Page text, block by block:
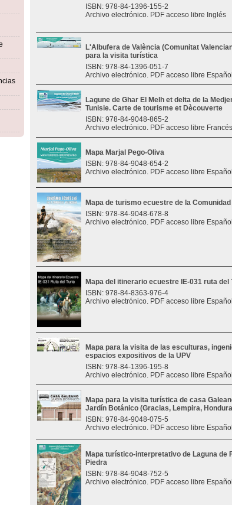
ISBN: 978-84-1396-155-2
Archivo electrónico. PDF acceso libre Inglés
L'Albufera de València (Comunitat
para la visita turística
ISBN: 978-84-1396-051-7
Archivo electrónico. PDF acceso libre Español
Lagune de Ghar El Melh et delta de la
Tunisie. Carte de tourisme et Dècouverte
ISBN: 978-84-9048-865-2
Archivo electrónico. PDF acceso libre Francés
Mapa Marjal Pego-Oliva
ISBN: 978-84-9048-654-2
Archivo electrónico. PDF acceso libre Español
Mapa de turismo ecuestre de la
ISBN: 978-84-9048-678-8
Archivo electrónico. PDF acceso libre Español
Mapa del itinerario ecuestre IE-031 ruta del
ISBN: 978-84-8363-976-4
Archivo electrónico. PDF acceso libre Español
Mapa para la visita de las esculturas,
espacios expositivos de la UPV
ISBN: 978-84-1396-195-8
Archivo electrónico. PDF acceso libre Español
Mapa para la visita turística de casa
Jardín Botánico (Gracias, Lempira,
ISBN: 978-84-9048-075-5
Archivo electrónico. PDF acceso libre Español
Mapa turístico-interpretativo de Laguna de
Piedra
ISBN: 978-84-9048-752-5
Archivo electrónico. PDF acceso libre Español